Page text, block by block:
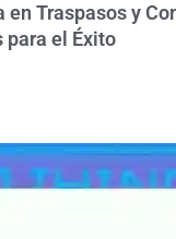
en Traspasos y
para el Éxito